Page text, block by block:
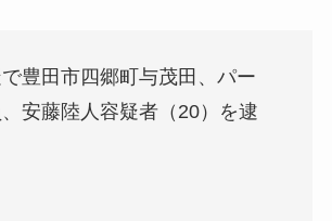
豊田市四郷町与茂田、パー
、安藤陸人容疑者（20）を逮